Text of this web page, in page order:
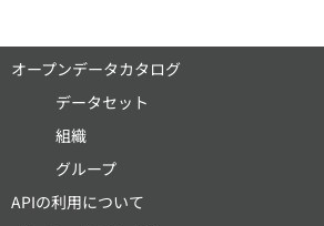
オープンデータカタログ
データセット
組織
グループ
APIの利用について